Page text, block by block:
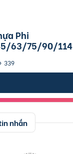
63/75/90/114
339
nhắn